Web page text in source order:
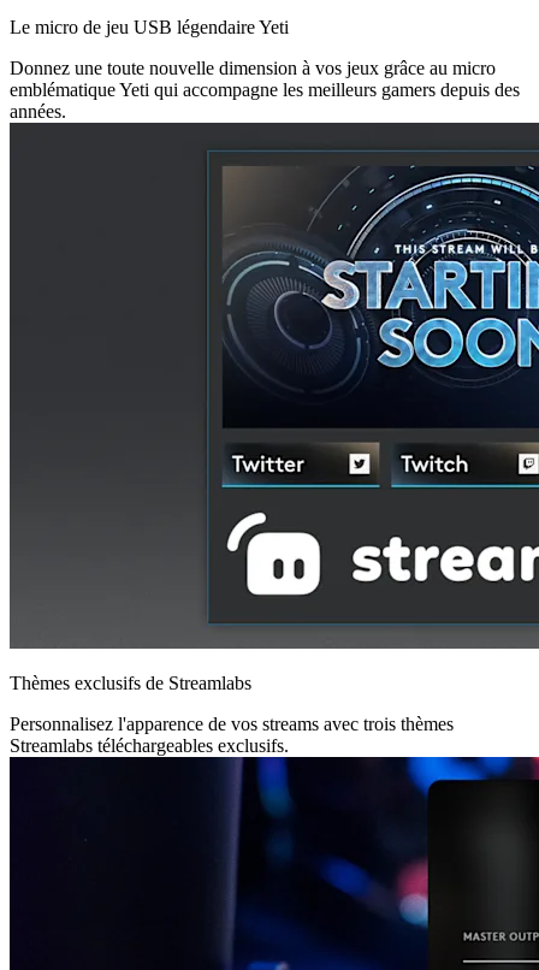
Le micro de jeu USB légendaire Yeti
Donnez une toute nouvelle dimension à vos jeux grâce au micro
emblématique Yeti qui accompagne les meilleurs gamers depuis des
années.
Thèmes exclusifs de Streamlabs
Personnalisez l'apparence de vos streams avec trois thèmes
Streamlabs téléchargeables exclusifs.